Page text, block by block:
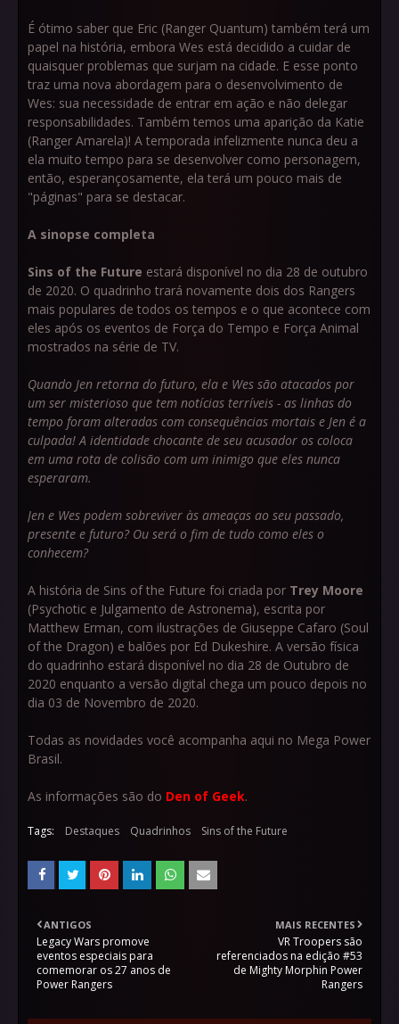
É ótimo saber que Eric (Ranger Quantum) também terá um
papel na história, embora Wes está decidido a cuidar de
quaisquer problemas que surjam na cidade. E esse ponto
traz uma nova abordagem para o desenvolvimento de
Wes: sua necessidade de entrar em ação e não delegar
responsabilidades. Também temos uma aparição da Katie
(Ranger Amarela)! A temporada infelizmente nunca deu a
ela muito tempo para se desenvolver como personagem,
então, esperançosamente, ela terá um pouco mais de
"páginas" para se destacar.
A sinopse completa
Sins of the Future estará disponível no dia 28 de outubro
de 2020. O quadrinho trará novamente dois dos Rangers
mais populares de todos os tempos e o que acontece com
eles após os eventos de Força do Tempo e Força Animal
mostrados na série de TV.
Quando Jen retorna do futuro, ela e Wes são atacados por
um ser misterioso que tem notícias terríveis - as linhas do
tempo foram alteradas com consequências mortais e Jen é a
culpada! A identidade chocante de seu acusador os coloca
em uma rota de colisão com um inimigo que eles nunca
esperaram.
Jen e Wes podem sobreviver às ameaças ao seu passado,
presente e futuro? Ou será o fim de tudo como eles o
conhecem?
A história de Sins of the Future foi criada por Trey Moore
(Psychotic e Julgamento de Astronema), escrita por
Matthew Erman, com ilustrações de Giuseppe Cafaro (Soul
of the Dragon) e balões por Ed Dukeshire. A versão física
do quadrinho estará disponível no dia 28 de Outubro de
2020 enquanto a versão digital chega um pouco depois no
dia 03 de Novembro de 2020.
Todas as novidades você acompanha aqui no Mega Power
Brasil.
As informações são do Den of Geek.
Tags: Destaques Quadrinhos Sins of the Future
MAIS RECENTES
VR Troopers são
referenciados na edição #53
de Mighty Morphin Power
Rangers
ANTIGOS
Legacy Wars promove
eventos especiais para
comemorar os 27 anos de
Power Rangers